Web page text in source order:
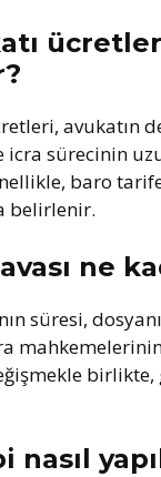
avukatın
icra sürecinin
baro
belirlenir.
ne
süresi,
nasıl